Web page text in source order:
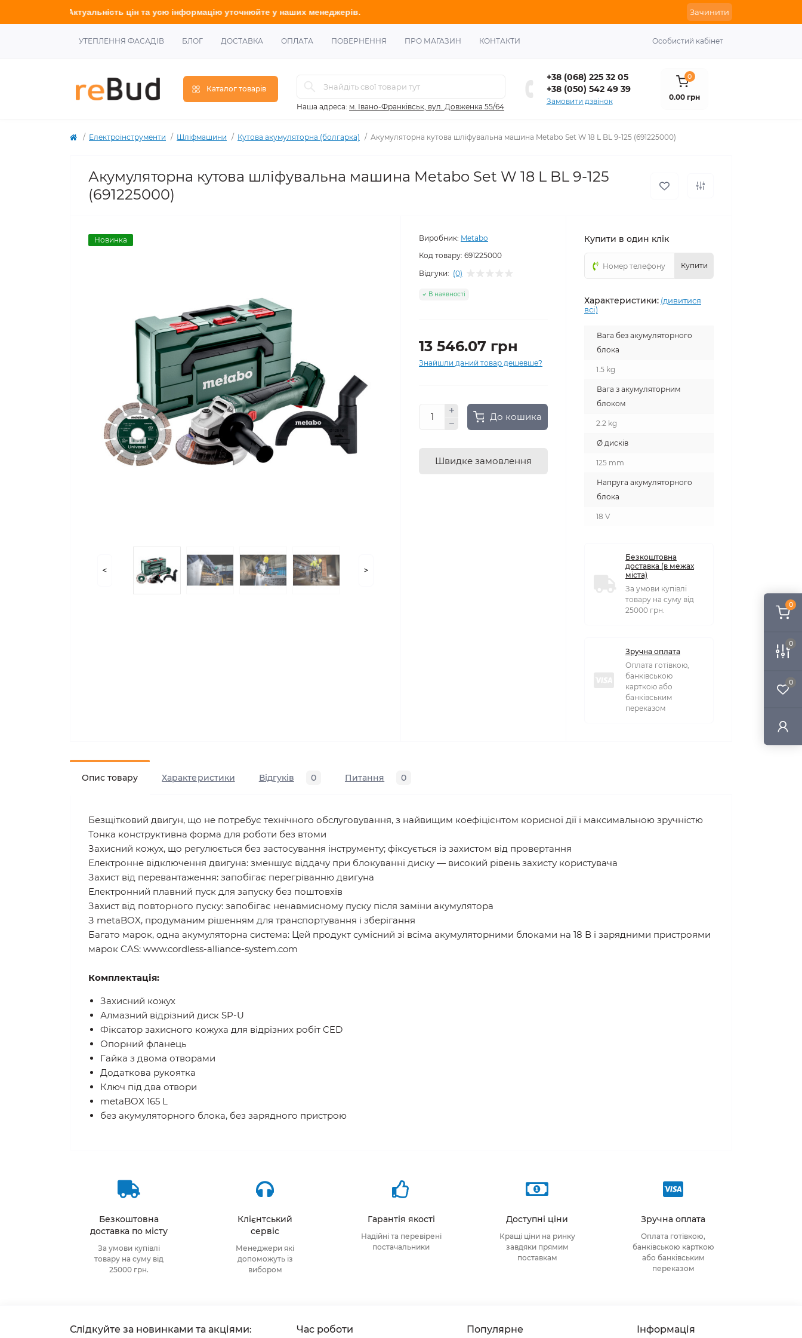
0
0
0
цін та усю інформацію уточнюйтеу наших менеджерів. Зачинити
УТЕПЛЕННЯ ФАСАДІВ БЛОГ ДОСТАВКА ОПЛАТА ПОВЕРНЕННЯ ПРО МАГАЗИН КОНТАКТИ Особистий кабінет
Каталог товарів
Наша адреса: м. Івано-Франківськ, вул. Довженка 55/64
+38 (068) 225 32 05
+38 (050) 542 49 39
Замовити дзвінок
0
0.00 грн
Електроінструменти Шліфмашини Кутова акумуляторна (болгарка) Акумуляторна кутова шліфувальна машина Metabo Set W 18 L BL 9-125 (691225000)
Акумуляторна кутова шліфувальна машина Metabo Set W 18 L BL 9-125
(691225000)
Новинка
< >
Виробник: Metabo
Код товару: 691225000
Відгуки: (0)
В наявності
13 546.07 грн
Знайшли даний товар дешевше?
До кошика
Швидке замовлення
Купити в один клік
Купити
Характеристики: (дивитися
всі)
Вага без акумуляторного
блока
1.5 kg
Вага з акумуляторним
блоком
2.2 kg
Ø дисків
125 mm
Напруга акумуляторного
блока
18 V
Безкоштовна
доставка (в межах
міста)
За умови купівлі
товару на суму від
25000 грн.
Зручна оплата
Оплата готівкою,
банківською
карткою або
банківським
переказом
Опис товару Характеристики Відгуків 0 Питання 0
Безщітковий двигун, що не потребує технічного обслуговування, з найвищим коефіцієнтом корисної дії і максимальною зручністю
Тонка конструктивна форма для роботи без втоми
Захисний кожух, що регулюється без застосування інструменту; фіксується із захистом від провертання
Електронне відключення двигуна: зменшує віддачу при блокуванні диску — високий рівень захисту користувача
Захист від перевантаження: запобігає перегріванню двигуна
Електронний плавний пуск для запуску без поштовхів
Захист від повторного пуску: запобігає ненавмисному пуску після заміни акумулятора
З metaBOX, продуманим рішенням для транспортування і зберігання
Багато марок, одна акумуляторна система: Цей продукт сумісний зі всіма акумуляторними блоками на 18 В і зарядними пристроями
марок CAS: www.cordless-alliance-system.com
Комплектація:
Захисний кожух
Алмазний відрізний диск SP-U
Фіксатор захисного кожуха для відрізних робіт CED
Опорний фланець
Гайка з двома отворами
Додаткова рукоятка
Ключ під два отвори
metaBOX 165 L
без акумуляторного блока, без зарядного пристрою
Безкоштовна
доставка по місту
За умови купівлі
товару на суму від
25000 грн.
Клієнтський
сервіс
Менеджери які
допоможуть із
вибором
Гарантія якості
Надійні та перевірені
постачальники
Доступні ціни
Кращі ціни на ринку
завдяки прямим
поставкам
Зручна оплата
Оплата готівкою,
банківською карткою
або банківським
переказом
Слідкуйте за новинками та акціями: Час роботи Популярне Інформація